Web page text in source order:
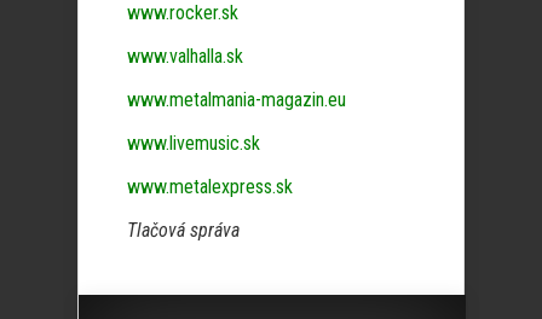
www.rocker.sk
www.valhalla.sk
www.metalmania-magazin.eu
www.livemusic.sk
www.metalexpress.sk
Tlačová správa